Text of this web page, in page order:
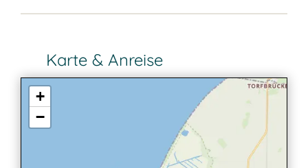
Karte & Anreise
+
−